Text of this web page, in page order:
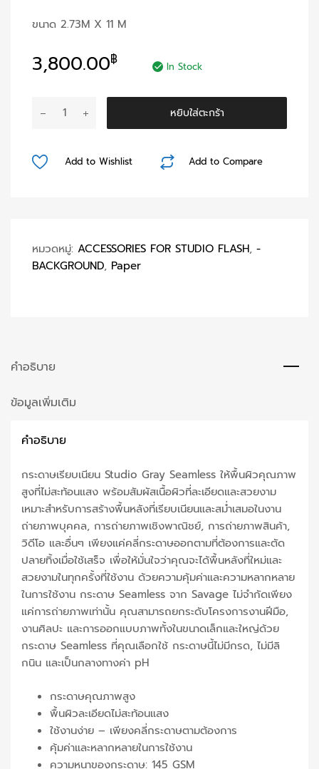
ขนาด 2.73M X 11 M
3,800.00฿ In Stock
จำนวน
Seamless
หยิบใส่ตะกร้า
Add to Compare
Add to Wishlist
หมวดหมู่: ACCESSORIES FOR STUDIO FLASH, -
BACKGROUND, Paper
คำอธิบาย
ข้อมูลเพิ่มเติม
คำอธิบาย
กระดาษเรียบเนียน Studio Gray Seamless ให้พื้นผิวคุณภาพ
สูงที่ไม่สะท้อนแสง พร้อมสัมผัสเนื้อผิวที่ละเอียดและสวยงาม
เหมาะสำหรับการสร้างพื้นหลังที่เรียบเนียนและสม่ำเสมอในงาน
ถ่ายภาพบุคคล, การถ่ายภาพเชิงพาณิชย์, การถ่ายภาพสินค้า,
วิดีโอ และอื่นๆ เพียงแค่คลี่กระดาษออกตามที่ต้องการและตัด
ปลายทิ้งเมื่อใช้เสร็จ เพื่อให้มั่นใจว่าคุณจะได้พื้นหลังที่ใหม่และ
สวยงามในทุกครั้งที่ใช้งาน ด้วยความคุ้มค่าและความหลากหลาย
ในการใช้งาน กระดาษ Seamless จาก Savage ไม่จำกัดเพียง
แค่การถ่ายภาพเท่านั้น คุณสามารถยกระดับโครงการงานฝีมือ,
งานศิลปะ และการออกแบบภาพทั้งในขนาดเล็กและใหญ่ด้วย
กระดาษ Seamless ที่คุณเลือกใช้ กระดาษนี้ไม่มีกรด, ไม่มีลิ
กนิน และเป็นกลางทางค่า pH
กระดาษคุณภาพสูง
พื้นผิวละเอียดไม่สะท้อนแสง
ใช้งานง่าย – เพียงคลี่กระดาษตามต้องการ
คุ้มค่าและหลากหลายในการใช้งาน
ความหนาของกระดาษ: 145 GSM